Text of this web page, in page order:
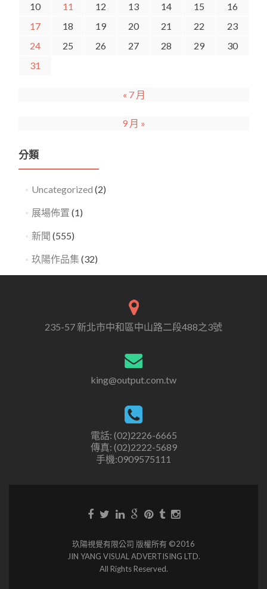
10
11 12 13 14 15
16
17
18 19 20 21 22
23
24
25 26 27 28 29
30
31
« 7 月
9 月 »
分類
Uncategorized (2)
展場佈置 (1)
新聞 (555)
玖陽作品集 (32)
235-57 新北市中和區中山路二段488之3號
king@output.com.tw
電話: (02)2226-6665
傳真: (02)2222-5689
手機:0909575111
玖陽視覺有限公司 版權所有 ©2016
JIN YANG VISUAL ADVERTISING LTD.
All Rights Reserved.